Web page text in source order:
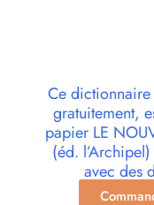
Ce
gratuitement,
papier LE
(éd.
avec des